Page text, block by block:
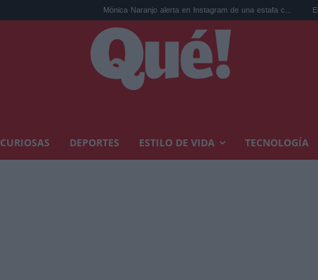
Mónica Naranjo alerta en Instagram de una estafa c... Eclipse solar: los
CURIOSAS DEPORTES ESTILO DE VIDA TECNOLOGÍA